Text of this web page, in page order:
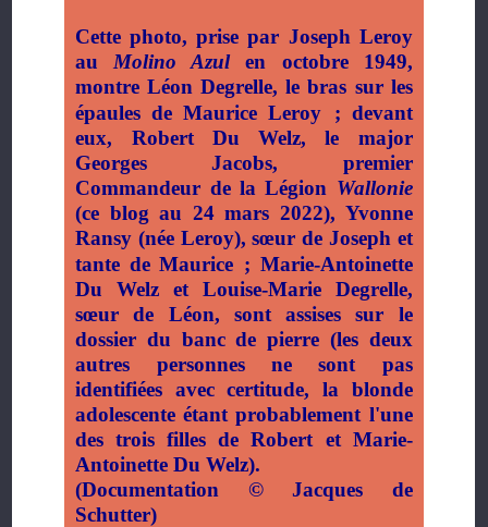
Cette photo, prise par Joseph Leroy
au Molino Azulen octobre 1949,
montre Léon Degrelle, le bras sur les
épaules de Maurice Leroy
; devant
eux, Robert Du Welz, le major
Georges Jacobs, premier
Commandeur de la Légion Wallonie
(ce blog au 24 mars 2022), Yvonne
Ransy (née Leroy), sœur de Joseph et
tante de Maurice ; Marie-Antoinette
Du Welz et Louise-Marie Degrelle,
sœur de Léon, sont assises sur le
dossier du banc de pierre (les deux
autres personnes ne sont pas
identifiées avec certitude, la blonde
adolescente étant probablement l'une
des trois filles de Robert et Marie-
Antoinette Du Welz).
(Documentation ©Jacques de
Schutter)